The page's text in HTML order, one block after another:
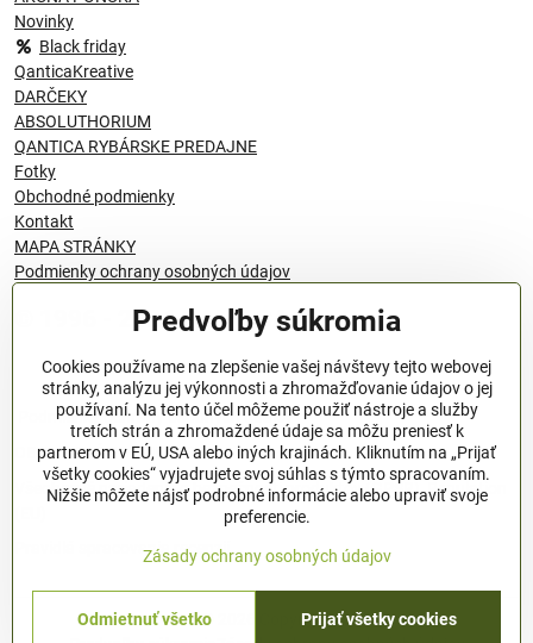
Novinky
Black friday
QanticaKreative
DARČEKY
ABSOLUTHORIUM
QANTICA RYBÁRSKE PREDAJNE
Fotky
Obchodné podmienky
Kontakt
MAPA STRÁNKY
Podmienky ochrany osobných údajov
© 1996 - 2024 QANTICA S.R.O
Podmienky ochrany osobných údajov
OBCHODNÉ PODMIENKY
Všeobecné nariadenie o bezpečnosti produktov (GPSR), Regulation
Pravidlá spracovania recenzií
©
Copyright
Predvoľby súkromia
Cookies používame na zlepšenie vašej návštevy tejto webovej
stránky, analýzu jej výkonnosti a zhromažďovanie údajov o jej
používaní. Na tento účel môžeme použiť nástroje a služby
tretích strán a zhromaždené údaje sa môžu preniesť k
partnerom v EÚ, USA alebo iných krajinách. Kliknutím na „Prijať
všetky cookies“ vyjadrujete svoj súhlas s týmto spracovaním.
Nižšie môžete nájsť podrobné informácie alebo upraviť svoje
preferencie.
Zásady ochrany osobných údajov
Prijať všetky cookies
Odmietnuť všetko